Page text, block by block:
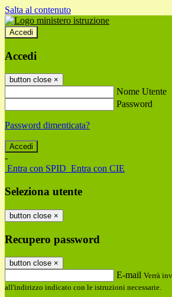
Salta al contenuto
Accedi
Accedi
button close ×
Nome Utente
Password
Password dimenticata?
-
Entra con SPID Entra con CIE
Seleziona utente
button close ×
Recupero password
button close ×
E-mail Verrà
all'indirizzo indicato con le istruzioni necessarie.